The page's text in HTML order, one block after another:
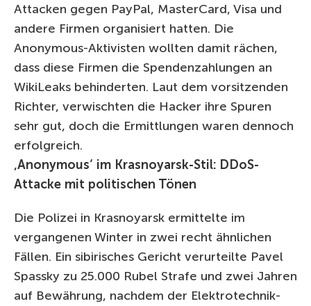
Attacken gegen PayPal, MasterCard, Visa und
andere Firmen organisiert hatten. Die
Anonymous-Aktivisten wollten damit rächen,
dass diese Firmen die Spendenzahlungen an
WikiLeaks behinderten. Laut dem vorsitzenden
Richter, verwischten die Hacker ihre Spuren
sehr gut, doch die Ermittlungen waren dennoch
erfolgreich.
‚Anonymous‘ im Krasnoyarsk-Stil: DDoS-
Attacke mit politischen Tönen
Die Polizei in Krasnoyarsk ermittelte im
vergangenen Winter in zwei recht ähnlichen
Fällen. Ein sibirisches Gericht verurteilte Pavel
Spassky zu 25.000 Rubel Strafe und zwei Jahren
auf Bewährung, nachdem der Elektrotechnik-